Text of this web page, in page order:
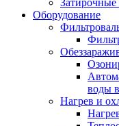
Затирочные
Оборудование
воды
Нагрев и